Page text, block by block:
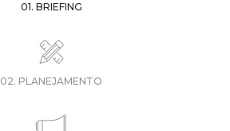
01. BRIEFING
02. PLANEJAMENTO